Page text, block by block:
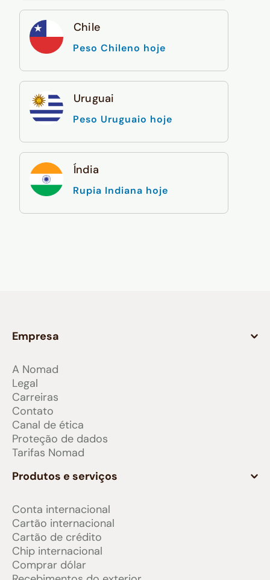
Chile
Peso Chileno hoje
Uruguai
Peso Uruguaio hoje
Índia
Rupia Indiana hoje
Empresa
A Nomad
Legal
Carreiras
Contato
Canal de ética
Proteção de dados
Tarifas Nomad
Produtos e serviços
Conta internacional
Cartão internacional
Cartão de crédito
Chip internacional
Comprar dólar